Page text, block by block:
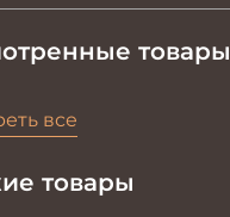
товары
все
товары